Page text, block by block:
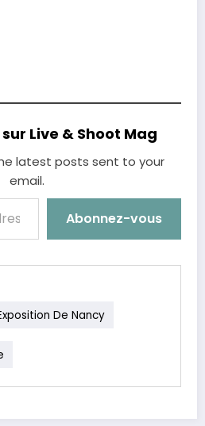
Live & Shoot Mag
latest posts sent to your
email.
Abonnez-vous
De Nancy